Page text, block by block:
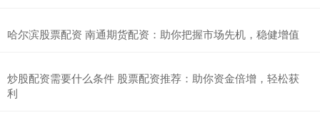
哈尔滨股票配资 南通期货配资：助你把握市场先机，稳健增值
炒股配资需要什么条件 股票配资推荐：助你资金倍增，轻松获
利